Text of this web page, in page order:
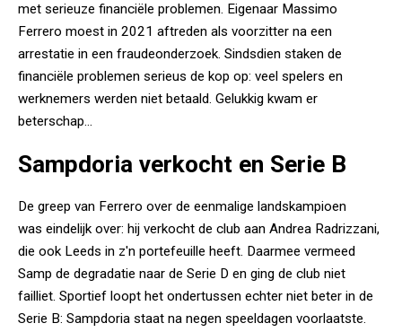
met serieuze financiële problemen. Eigenaar Massimo
Ferrero moest in 2021 aftreden als voorzitter na een
arrestatie in een fraudeonderzoek. Sindsdien staken de
financiële problemen serieus de kop op: veel spelers en
werknemers werden niet betaald. Gelukkig kwam er
beterschap...
Sampdoria verkocht en Serie B
De greep van Ferrero over de eenmalige landskampioen
was eindelijk over: hij verkocht de club aan Andrea Radrizzani,
die ook Leeds in z'n portefeuille heeft. Daarmee vermeed
Samp de degradatie naar de Serie D en ging de club niet
failliet. Sportief loopt het ondertussen echter niet beter in de
Serie B: Sampdoria staat na negen speeldagen voorlaatste.